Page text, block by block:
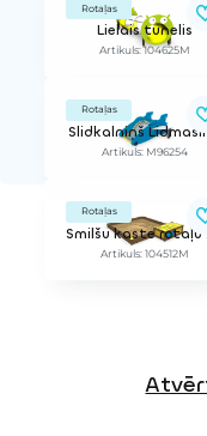
Rotaļas
Lielais tunelis
Artikuls: 104625M
Rotaļas
Slidkalniņš
Artikuls: M96254
Rotaļas
Artikuls: 104512M